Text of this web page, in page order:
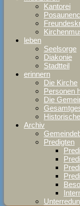
Kantorei
leben
Seelsorge
Diakonie
Stadtteil
erinnern
Die Kirche
Personen
Die
Archiv
Predigten